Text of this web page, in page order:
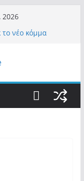
2026
νέο κόμμα
σαρώνει την
– Στην Ελλάδα
Αθηνών!
Κασιδιάρης θα